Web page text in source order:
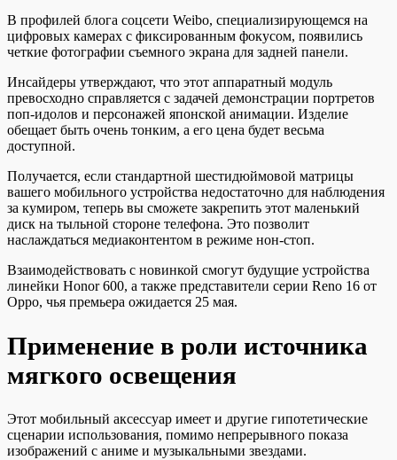
В профилей блога соцсети Weibo, специализирующемся на
цифровых камерах с фиксированным фокусом, появились
четкие фотографии съемного экрана для задней панели.
Инсайдеры утверждают, что этот аппаратный модуль
превосходно справляется с задачей демонстрации портретов
поп-идолов и персонажей японской анимации. Изделие
обещает быть очень тонким, а его цена будет весьма
доступной.
Получается, если стандартной шестидюймовой матрицы
вашего мобильного устройства недостаточно для наблюдения
за кумиром, теперь вы сможете закрепить этот маленький
диск на тыльной стороне телефона. Это позволит
наслаждаться медиаконтентом в режиме нон-стоп.
Взаимодействовать с новинкой смогут будущие устройства
линейки Honor 600, а также представители серии Reno 16 от
Oppo, чья премьера ожидается 25 мая.
Применение в роли источника
мягкого освещения
Этот мобильный аксессуар имеет и другие гипотетические
сценарии использования, помимо непрерывного показа
изображений с аниме и музыкальными звездами.